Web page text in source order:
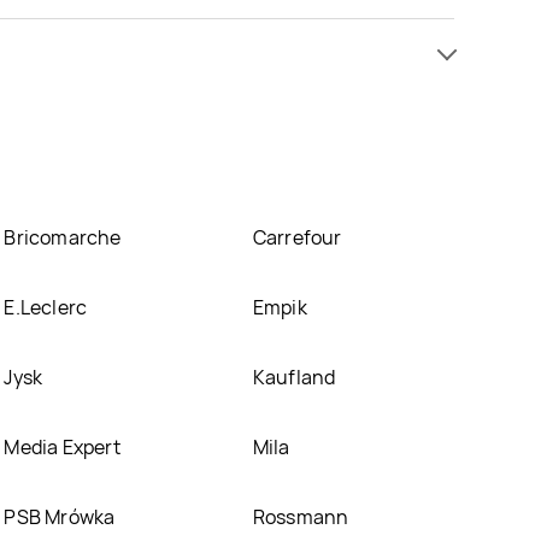
Bricomarche Carrefour
E.Leclerc Empik
Jysk Kaufland
Media Expert Mila
PSB Mrówka Rossmann